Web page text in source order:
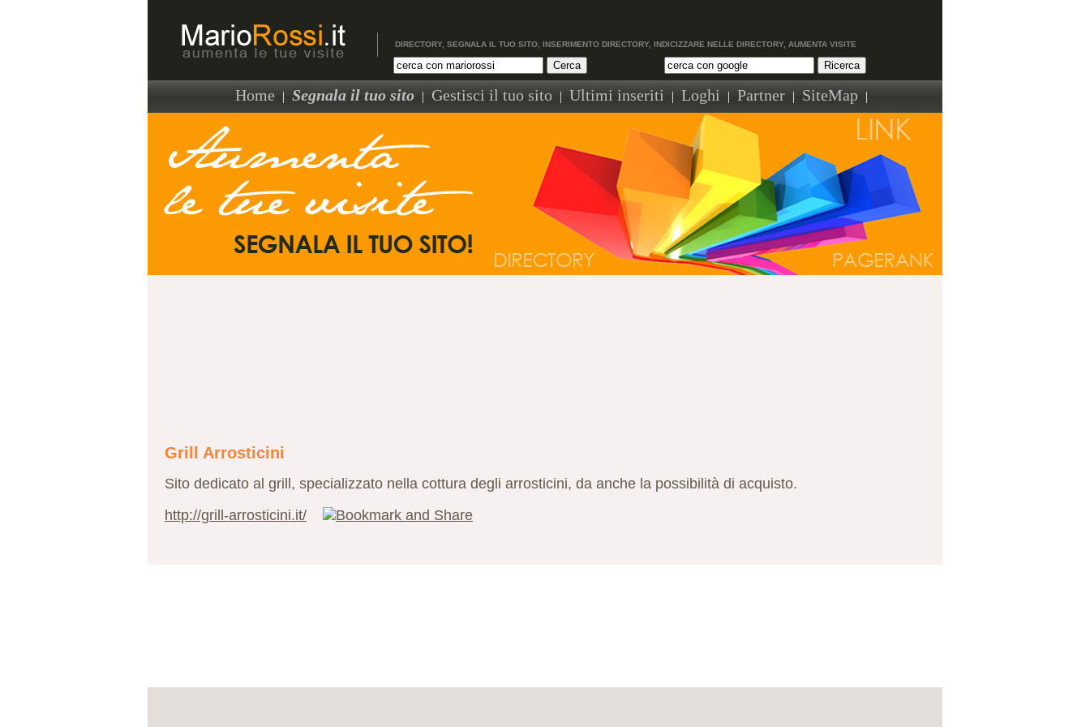
DIRECTORY, SEGNALA IL TUO SITO, INSERIMENTO DIRECTORY, INDICIZZARE NELLE DIRECTORY, AUMENTA VISITE
Home | Segnala il tuo sito | Gestisci il tuo sito | Ultimi inseriti | Loghi | Partner | SiteMap |
Grill Arrosticini
Sito dedicato al grill, specializzato nella cottura degli arrosticini, da anche la possibilità di acquisto.
http://grill-arrosticini.it/